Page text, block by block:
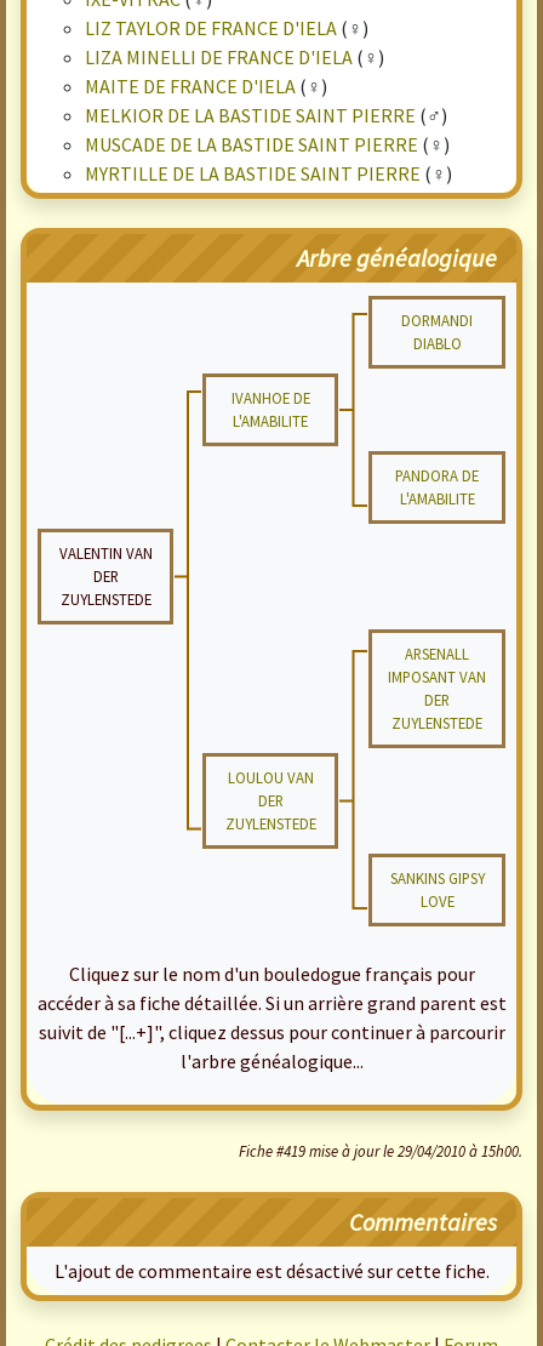
LIZ TAYLOR DE FRANCE D'IELA (♀)
LIZA MINELLI DE FRANCE D'IELA (♀)
MAITE DE FRANCE D'IELA (♀)
MELKIOR DE LA BASTIDE SAINT PIERRE (♂)
MUSCADE DE LA BASTIDE SAINT PIERRE (♀)
MYRTILLE DE LA BASTIDE SAINT PIERRE (♀)
Arbre généalogique
DORMANDI
DIABLO
IVANHOE DE
L'AMABILITE
PANDORA DE
L'AMABILITE
VALENTIN VAN
DER
ZUYLENSTEDE
ARSENALL
IMPOSANT VAN
DER
ZUYLENSTEDE
LOULOU VAN
DER
ZUYLENSTEDE
SANKINS GIPSY
LOVE
Cliquez sur le nom d'un bouledogue français pour
accéder à sa fiche détaillée. Si un arrière grand parent est
suivit de "[...+]", cliquez dessus pour continuer à parcourir
l'arbre généalogique...
Fiche #419 mise à jour le 29/04/2010 à 15h00.
Commentaires
L'ajout de commentaire est désactivé sur cette fiche.